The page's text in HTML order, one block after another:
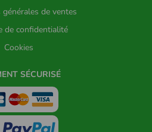
de ventes
de confidentialité
Cookies
SÉCURISÉ